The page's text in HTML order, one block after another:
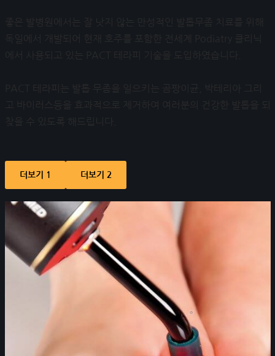
좋은 발병원에서는 잘 낫지 않는 만성적인 발톱무좀 치료를 위해
독일에서 개발되어 현재 호주를 포함한 전세계 Podiatry 클리닉
에서 사용되고 있는 PACT 테라피 기술을 도입하였습니다.
PACT 테라피는 발톱 무좀을 일으키는 곰팡이균, 박테리아 그리
고 바이러스등을 효과적으로 제거하여 여러분의 건강한 발톱을 되
찾을 수 있도록 해드립니다.
더보기 1 더보기 2